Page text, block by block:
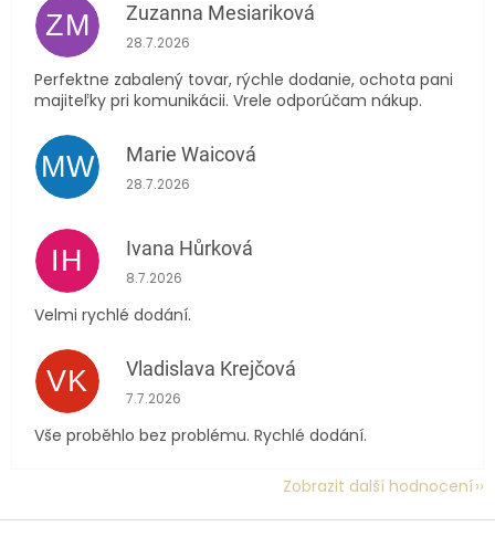
ZM Zuzanna Mesiariková
Hodnocení obchodu je 5 z 5 hvězdiček.
28.7.2026
Perfektne zabalený tovar, rýchle dodanie, ochota pani
majiteľky pri komunikácii. Vrele odporúčam nákup.
MW Marie Waicová
Hodnocení obchodu je 5 z 5 hvězdiček.
28.7.2026
IH Ivana Hůrková
Hodnocení obchodu je 5 z 5 hvězdiček.
8.7.2026
Velmi rychlé dodání.
VK Vladislava Krejčová
Hodnocení obchodu je 5 z 5 hvězdiček.
7.7.2026
Vše proběhlo bez problému. Rychlé dodání.
Zobrazit další hodnocení